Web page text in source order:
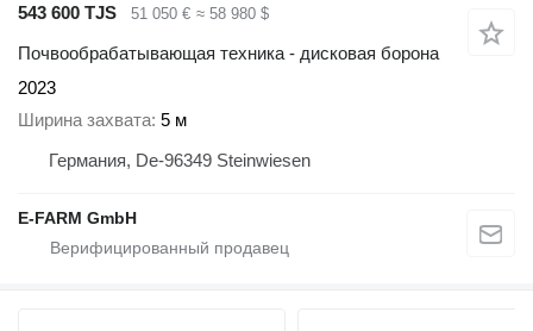
543 600 TJS 51 050 € ≈ 58 980 $
Почвообрабатывающая техника - дисковая борона
2023
Ширина захвата 5 м
Германия, De-96349 Steinwiesen
E-FARM GmbH